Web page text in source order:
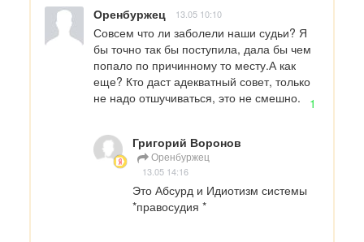
Оренбуржец 13.05 10:10
Совсем что ли заболели наши судьи? Я
бы точно так бы поступила, дала бы чем
попало по причинному то месту.А как
еще? Кто даст адекватный совет, только
не надо отшучиваться, это не смешно.
1
Григорий Воронов
Оренбуржец
13.05 14:16
Это Абсурд и Идиотизм системы
*правосудия *